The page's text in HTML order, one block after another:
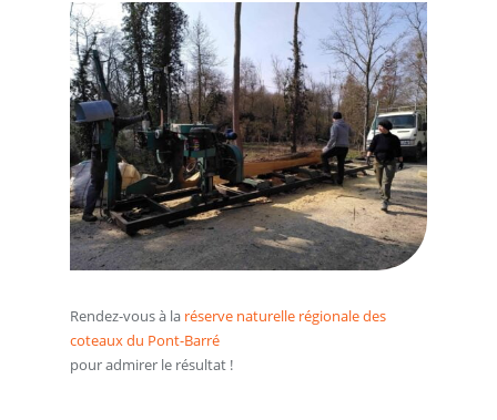
Rendez-vous à la réserve naturelle régionale des
coteaux du Pont-Barré
pour admirer le résultat !